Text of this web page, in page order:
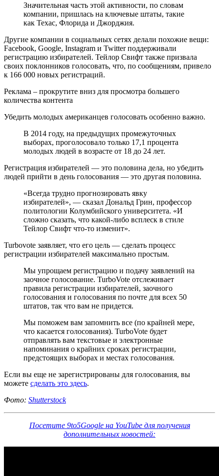
Значительная часть этой активности, по словам
компании, пришлась на ключевые штаты, такие
как Техас, Флорида и Джорджия.
Другие компании в социальных сетях делали похожие вещи:
Facebook, Google, Instagram и Twitter поддерживали
регистрацию избирателей. Тейлор Свифт также призвала
своих поклонников голосовать, что, по сообщениям, привело
к 166 000 новых регистраций.
Реклама – прокрутите вниз для просмотра большего
количества контента
Убедить молодых американцев голосовать особенно важно.
В 2014 году, на предыдущих промежуточных
выборах, проголосовало только 17,1 процента
молодых людей в возрасте от 18 до 24 лет.
Регистрация избирателей — это половина дела, но убедить
людей прийти в день голосования — это другая половина.
«Всегда трудно прогнозировать явку
избирателей», — сказал Дональд Грин, профессор
политологии Колумбийского университета. «И
сложно сказать, что какой-либо всплеск в стиле
Тейлор Свифт что-то изменит».
Turbovote заявляет, что его цель — сделать процесс
регистрации избирателей максимально простым.
Мы упрощаем регистрацию и подачу заявлений на
заочное голосование. TurboVote отслеживает
правила регистрации избирателей, заочного
голосования и голосования по почте для всех 50
штатов, так что вам не придется.
Мы поможем вам запомнить все (по крайней мере,
что касается голосования). TurboVote будет
отправлять вам текстовые и электронные
напоминания о крайних сроках регистрации,
предстоящих выборах и местах голосования.
Если вы еще не зарегистрированы для голосования, вы
можете сделать это здесь.
Фото: Shutterstock
Посетите 9to5Google на YouTube для получения
дополнительных новостей: